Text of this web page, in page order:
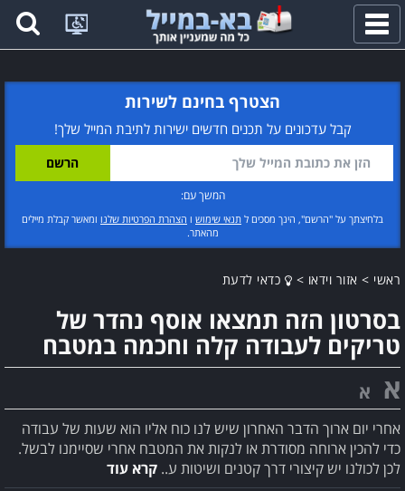
פתח
תפריט
הצטרף בחינם לשירות
קבל עדכונים על תכנים חדשים ישירות לתיבת המייל שלך!
המשך עם:
בלחיצתך על "הרשם", הינך מסכים ל תנאי שימוש ו הצהרת הפרטיות שלנו ומאשר קבלת מיילים
מהאתר.
ראשי > אזור וידאו > כדאי לדעת
בסרטון הזה תמצאו אוסף נהדר של
טריקים לעבודה קלה וחכמה במטבח
א א
אחרי יום ארוך הדבר האחרון שיש לנו כוח אליו הוא שעות של עבודה
כדי להכין ארוחה מסודרת או לנקות את המטבח אחרי שסיימנו לבשל.
לכן לכולנו יש קיצורי דרך קטנים ושיטות ע.. קרא עוד